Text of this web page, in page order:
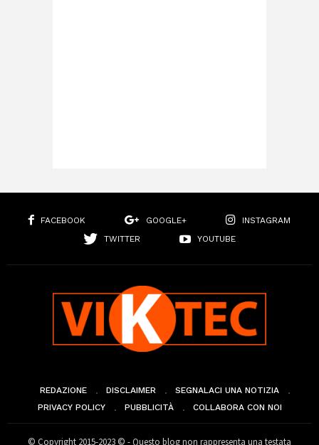
FACEBOOK GOOGLE+
INSTAGRAM
TWITTER
YOUTUBE
REDAZIONE DISCLAIMER
SEGNALACI UNA NOTIZIA
PRIVACY POLICY
PUBBLICITÀ COLLABORA CON NOI
© Copyright 2015-2023 © - Questo blog non rappresenta una testata